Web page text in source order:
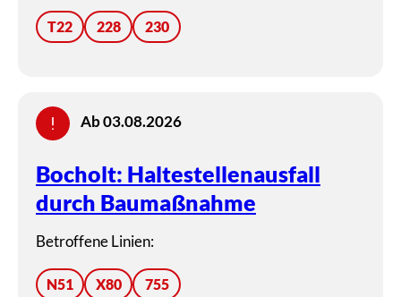
T22 228 230
Ab 03.08.2026
Bocholt: Haltestellenausfall
durch Baumaßnahme
Betroffene Linien:
N51 X80 755